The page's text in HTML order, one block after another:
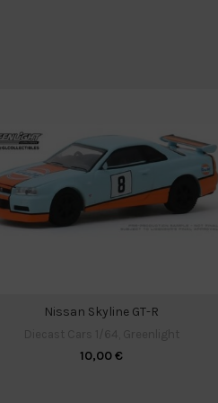
Nissan Skyline GT-R
10,00€